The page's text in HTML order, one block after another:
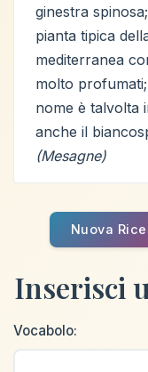
ginestra
pianta tipica
mediterranea
molto
nome è talvolta
anche il
(Mesagne)
Nuova
Inserisci
Vocabolo: